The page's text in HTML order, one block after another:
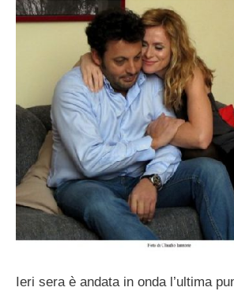
Ieri sera è andata in onda l’ultima